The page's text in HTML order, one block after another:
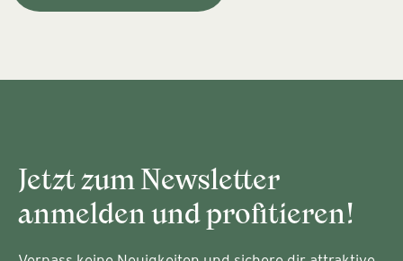
Jetzt zum Newsletter
anmelden und profitieren!